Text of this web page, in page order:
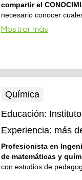
compartir el
necesario conocer
que necesita reforzar,
trabajar.
Mostrar más
Química
Educación:
Experiencia: más
Profesionista en
de matemáticas y
con estudios de